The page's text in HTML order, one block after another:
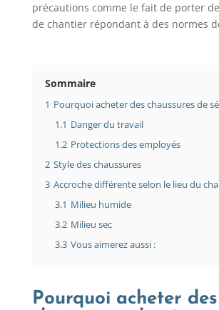
précautions comme le fait de porter
de chantier répondant à des normes
Sommaire
1 Pourquoi acheter des chaussures de
1.1 Danger du travail
1.2 Protections des employés
2 Style des chaussures
3 Accroche différente selon le lieu du
3.1 Milieu humide
3.2 Milieu sec
3.3 Vous aimerez aussi :
Pourquoi acheter des